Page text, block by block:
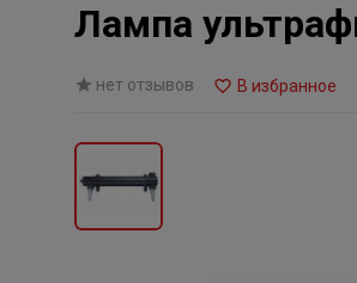
Лампа
нет отзывов В избранное